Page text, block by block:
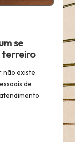
se
terreiro
não existe
de